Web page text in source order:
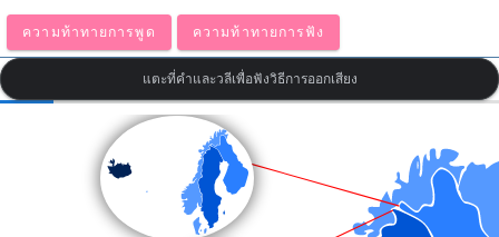
ความท้าทายการพูด ความท้าทายการฟัง
แตะที่คำและวลีเพื่อฟังวิธีการออกเสียง